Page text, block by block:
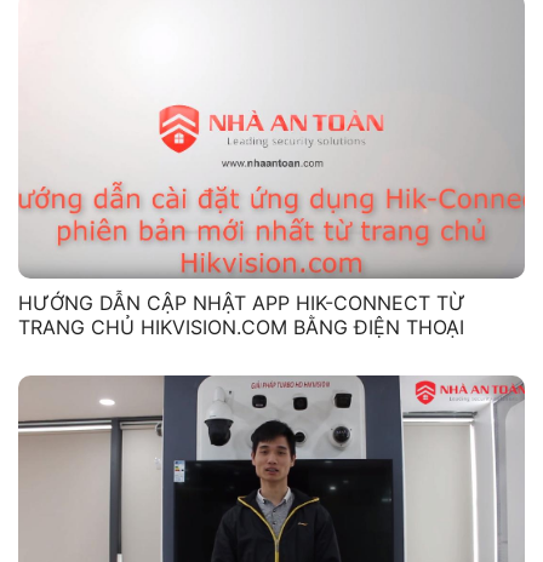
HƯỚNG DẪN CẬP NHẬT APP HIK-CONNECT TỪ
TRANG CHỦ HIKVISION.COM BẰNG ĐIỆN THOẠI